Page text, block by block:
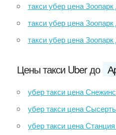
такси убер цена
такси убер цена
такси убер цена
Цены такси Uber до
убер такси цена
убер такси цена
убер такси цена Станция